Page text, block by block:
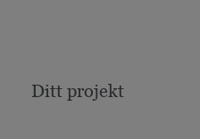
Ditt projekt